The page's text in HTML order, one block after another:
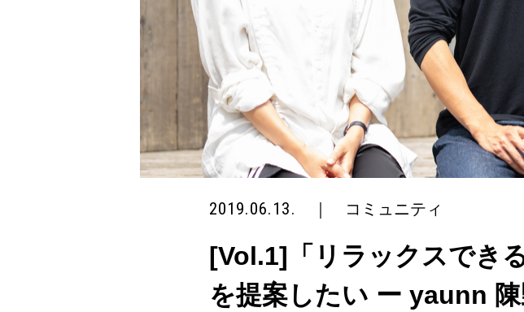
2019.06.13. コミュニティ
[Vol.1]「リラックスでき
を提案したい ー yaunn